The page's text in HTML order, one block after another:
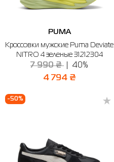
PUMA
Кроссовки мужские Puma Deviate
NITRO 4 зеленые 31212304
7 990 ₴ 40%
4 794 ₴
-50%